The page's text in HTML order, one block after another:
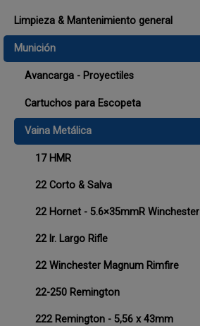
Limpieza & Mantenimiento general
Munición
Avancarga - Proyectiles
Cartuchos para Escopeta
Vaina Metálica
17 HMR
22 Corto & Salva
22 Hornet - 5.6×35mmR Winchester
22 lr. Largo Rifle
22 Winchester Magnum Rimfire
22-250 Remington
222 Remington - 5,56 x 43mm